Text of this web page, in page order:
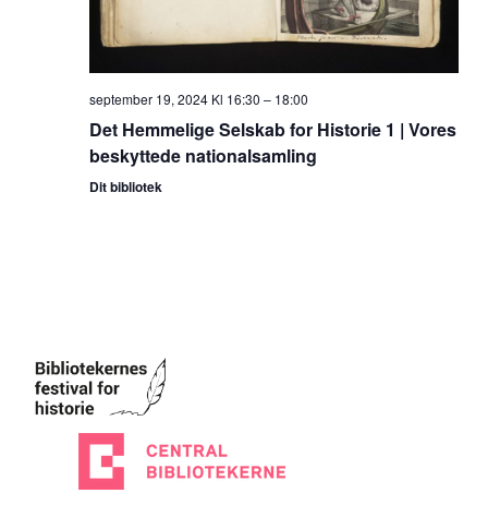
september 19, 2024 Kl 16:30 – 18:00
Det Hemmelige Selskab for Historie 1 | Vores
beskyttede nationalsamling
Dit bibliotek